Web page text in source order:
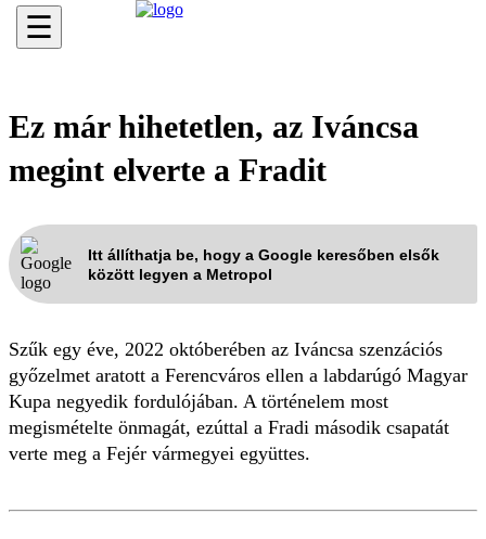
☰
Ez már hihetetlen, az Iváncsa
megint elverte a Fradit
Itt állíthatja be, hogy a Google keresőben elsők
között legyen a Metropol
Szűk egy éve, 2022 októberében az Iváncsa szenzációs
győzelmet aratott a Ferencváros ellen a labdarúgó Magyar
Kupa negyedik fordulójában. A történelem most
megismételte önmagát, ezúttal a Fradi második csapatát
verte meg a Fejér vármegyei együttes.